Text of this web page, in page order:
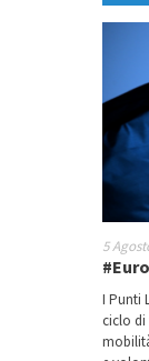
5
I Punti
ciclo